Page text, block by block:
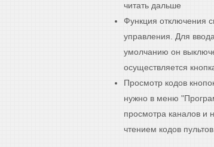
читать дальше
Функция отключения
управления. Для
умолчанию он
осуществляется
Просмотр кодов
нужно в меню
просмотра каналов и
чтением кодов пультов.